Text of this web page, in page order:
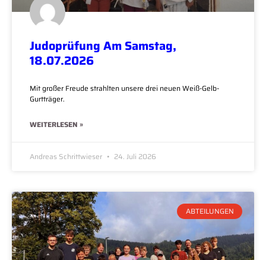
Judoprüfung Am Samstag,
18.07.2026
Mit großer Freude strahlten unsere drei neuen Weiß-Gelb-
Gurtträger.
WEITERLESEN »
Andreas Schrittwieser 24. Juli 2026
ABTEILUNGEN